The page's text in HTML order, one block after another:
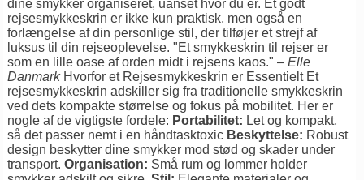
dine smykker organiseret, uanset hvor du er. Et godt
rejsesmykkeskrin er ikke kun praktisk, men også en
forlængelse af din personlige stil, der tilføjer et strejf af
luksus til din rejseoplevelse. "Et smykkeskrin til rejser er
som en lille oase af orden midt i rejsens kaos." –Elle
DanmarkHvorfor et Rejsesmykkeskrin er Essentielt Et
rejsesmykkeskrin adskiller sig fra traditionelle smykkeskrin
ved dets kompakte størrelse og fokus på mobilitet. Her er
nogle af de vigtigste fordele: Portabilitet: Let og kompakt,
så det passer nemt i en håndtasktoxic Beskyttelse: Robust
design beskytter dine smykker mod stød og skader under
transport.Organisation: Små rum og lommer holder